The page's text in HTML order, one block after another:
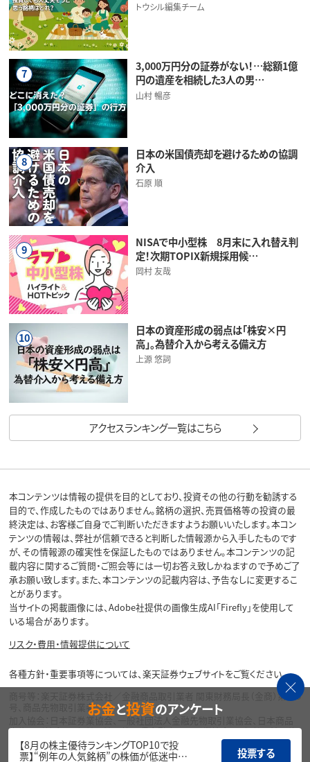
トウシル編集チーム
7
3,000万円分の証券がない！…総額1億
円の遺産を相続した3人の男…
山村 暢彦
8
日本の米国債売却を避けるための協調
介入
石原 順
9
NISAで中小型株 8月末に入れ替え判
定！次期TOPIX新規採用候…
岡村 友哉
10
日本の資産形成の弱点は「株安×円
高」。為替介入から考える備え方
上源 悠詞
アクセスランキング一覧はこちら
本コンテンツは情報の提供を目的としており、投資その他の行動を勧誘する
目的で、作成したものではありません。銘柄の選択、売買価格等の投資の最
終決定は、お客様ご自身でご判断いただきますようお願いいたします。本コン
テンツの情報は、弊社が信頼できると判断した情報源から入手したものです
が、その情報源の確実性を保証したものではありません。本コンテンツの記
載内容に関するご質問・ご照会等には一切お答え致しかねますので予めご了
承お願い致します。また、本コンテンツの記載内容は、予告なしに変更するこ
とがあります。
当サイトの掲載画像には、Adobe社提供の画像生成AI「Firefly」を使用して
いる場合があります。
リスク・費用・情報提供について
各種方針・重要事項等については、楽天証券ウェブサイトをご覧ください。
商号等：楽天証券株式会社／金融商品取引業者 関東財務局長（金商）第195
号、商品先物取引業者
加入協会：日本証券業協会、一般社団法人金融先物取引業協会、日本商品
先物取引協会、一般社団法人第二種金融商品取引業協会、一般社団法人資
産運用業協会
お金と投資のアンケート
【8月の株主優待ランキングTOP10で投
票】“例年の人気銘柄”の株価が低迷中…
投票する